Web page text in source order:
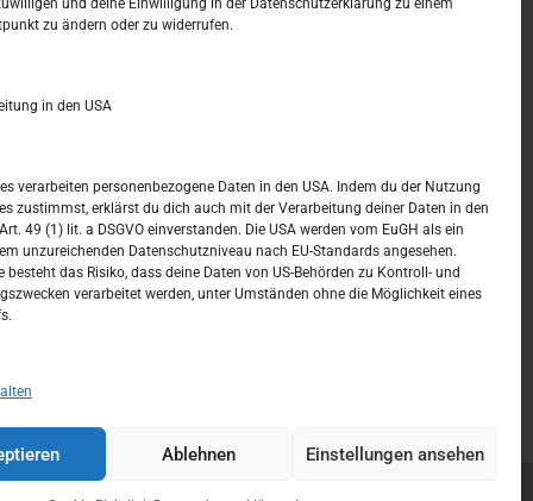
und deine Einwilligung in der Datenschutzerklärung zu einem
zu ändern oder zu widerrufen.
in den USA
verarbeiten personenbezogene Daten in den USA. Indem du der Nutzung
zustimmst, erklärst du dich auch mit der Verarbeitung deiner Daten in den
49 (1) lit. a DSGVO einverstanden. Die USA werden vom EuGH als ein
unzureichenden Datenschutzniveau nach EU-Standards angesehen.
besteht das Risiko, dass deine Daten von US-Behörden zu Kontroll- und
verarbeitet werden, unter Umständen ohne die Möglichkeit eines
Ablehnen Einstellungen ansehen
10 11 12 13 14 15 16
17 18 19 20 21 22
24 25 26 27 28 29 30